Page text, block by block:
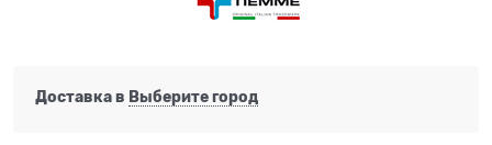
Доставка в Выберите город